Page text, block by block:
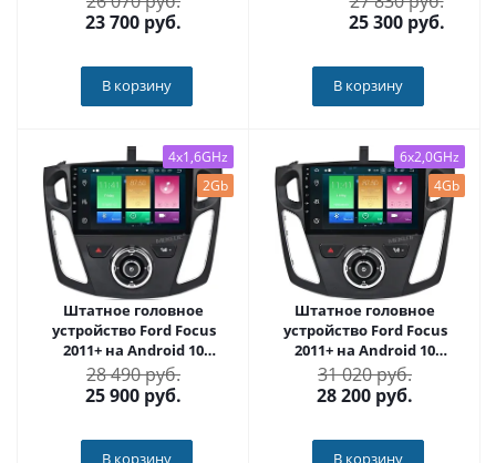
23 700 руб.
В корзину
25 300руб.
В корзину
4x1,6GHz
2Gb
Штатное головное
устройство Ford Focus
2011+ на Android 10
Carmedia MKD-7081-P30
28 490 руб.
25 900 руб.
В корзину
6x2,0GHz
4Gb
Штатное головное
устройство Ford Focus
2011+ на Android 10
Carmedia MKD-F101-P6
31 020 руб.
28 200 руб.
В корзину